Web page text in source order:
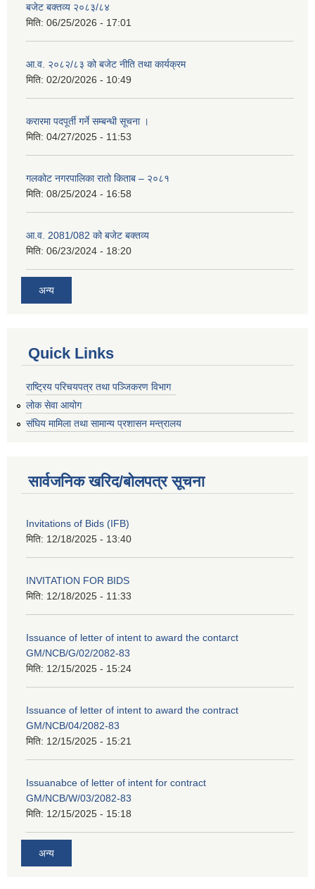
बजेट बक्तव्य २०८३/८४
मिति: 06/25/2026 - 17:01
आ.व. २०८२/८३ को बजेट नीति तथा कार्यक्रम
मिति: 02/20/2026 - 10:49
करारमा पदपूर्ती गर्ने सम्बन्धी सूचना ।
मिति: 04/27/2025 - 11:53
गलकोट नगरपालिका रातो किताब – २०८१
मिति: 08/25/2024 - 16:58
आ.व. 2081/082 को बजेट बक्तव्य
मिति: 06/23/2024 - 18:20
अन्य
Quick Links
राष्ट्रिय परिचयपत्र तथा पञ्जिकरण विभाग
लोक सेवा आयोग
संघिय मामिला तथा सामान्य प्रशासन मन्त्रालय
सार्वजनिक खरिद/बोलपत्र सूचना
Invitations of Bids (IFB)
मिति: 12/18/2025 - 13:40
INVITATION FOR BIDS
मिति: 12/18/2025 - 11:33
Issuance of letter of intent to award the contarct
GM/NCB/G/02/2082-83
मिति: 12/15/2025 - 15:24
Issuance of letter of intent to award the contract
GM/NCB/04/2082-83
मिति: 12/15/2025 - 15:21
Issuanabce of letter of intent for contract
GM/NCB/W/03/2082-83
मिति: 12/15/2025 - 15:18
अन्य